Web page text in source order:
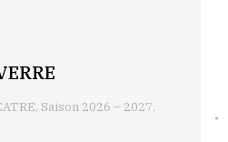
, Saison 2026 – 2027,